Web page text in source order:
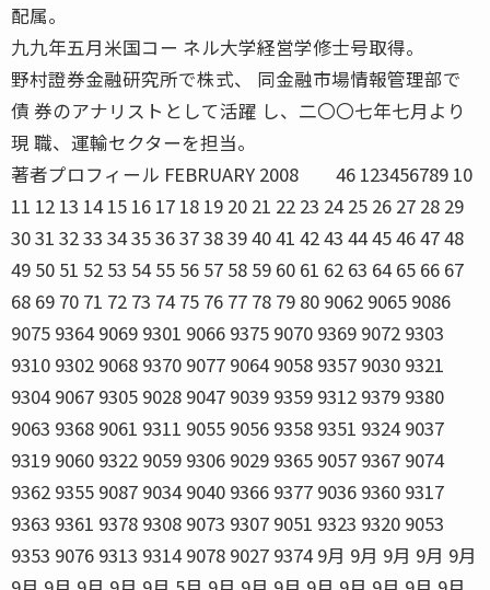
配属。
九九年五月米国コー ネル大学経営学修士号取得。
野村證券金融研究所で株式、 同金融市場情報管理部で
債 券のアナリストとして活躍 し、二〇〇七年七月より
現 職、運輸セクターを担当。
著者プロフィール FEBRUARY 2008 46 123456789 10
11 12 13 14 15 16 17 18 19 20 21 22 23 24 25 26 27 28 29
30 31 32 33 34 35 36 37 38 39 40 41 42 43 44 45 46 47 48
49 50 51 52 53 54 55 56 57 58 59 60 61 62 63 64 65 66 67
68 69 70 71 72 73 74 75 76 77 78 79 80 9062 9065 9086
9075 9364 9069 9301 9066 9375 9070 9369 9072 9303
9310 9302 9068 9370 9077 9064 9058 9357 9030 9321
9304 9067 9305 9028 9047 9039 9359 9312 9379 9380
9063 9368 9061 9311 9055 9056 9358 9351 9324 9037
9319 9060 9322 9059 9306 9029 9365 9057 9367 9074
9362 9355 9087 9034 9040 9366 9377 9036 9360 9317
9363 9361 9378 9308 9073 9307 9051 9323 9320 9053
9353 9076 9313 9314 9078 9027 9374 9月 9月 9月 9月 9月